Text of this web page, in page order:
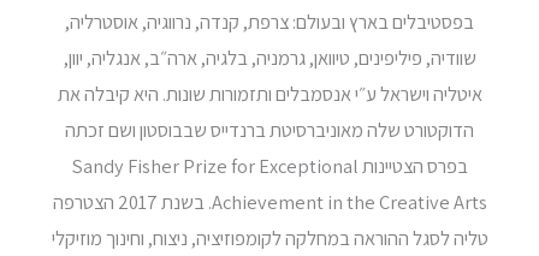
בפסטיבלים בארץ ובעולם: צרפת, קנדה, נרווגיה, אוסטרליה,
שוודיה, פיליפינים, טיוואן, גרמניה, בלגיה, ארה״ב, אנגליה, יוון,
איטליה וישראל ע״י אנסמבלים ותזמורות שונות. היא קיבלה את
הדוקטורט שלה מאוניברסיטת ברנדייס שבבוסטון ושם זכתה
בפרס הצטיינות Sandy Fisher Prize for Exceptional
Achievement in the Creative Arts. בשנת 2017 הצטרפה
טליה לסגל ההוראה במחלקה לקומפוזיציה, ניצוח, וחינוך מוזיקלי